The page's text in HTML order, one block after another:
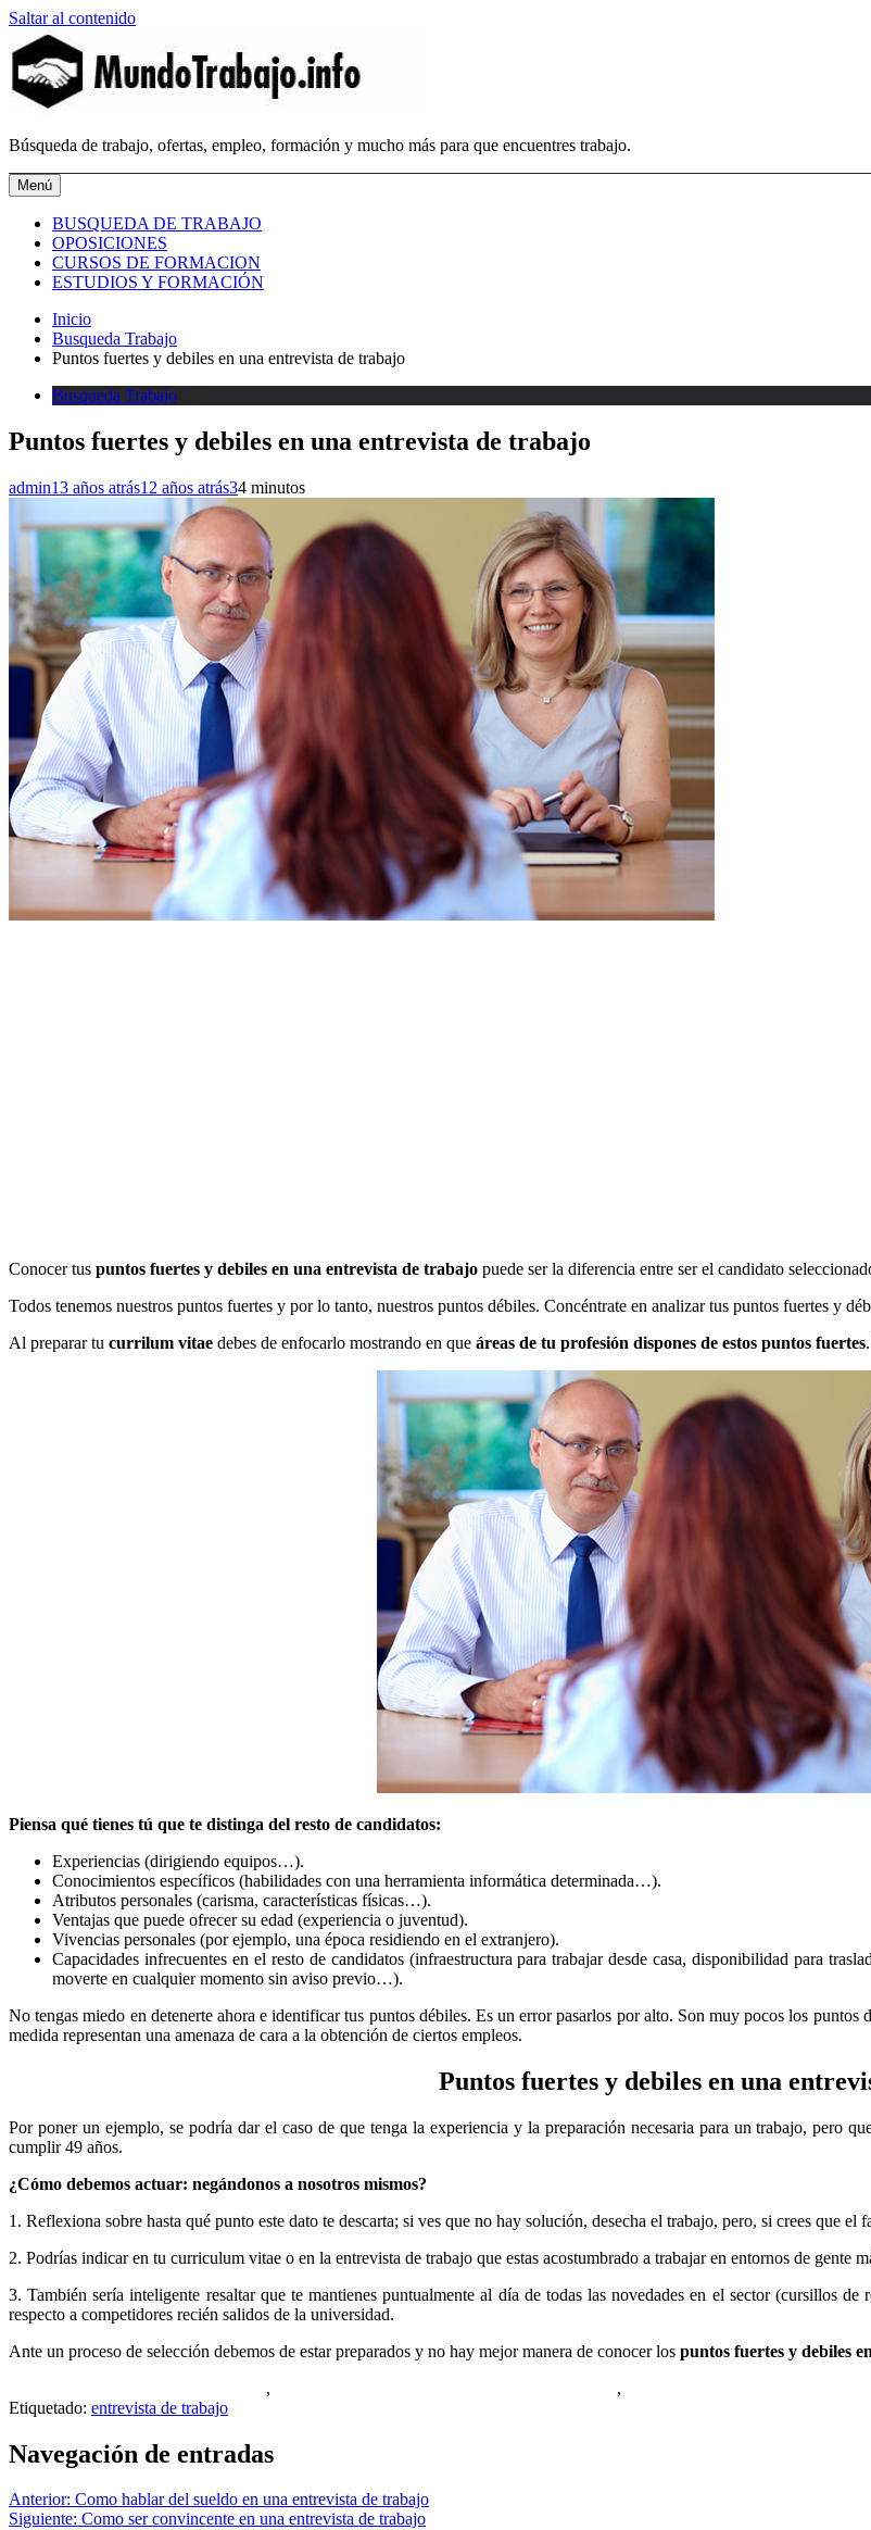
Saltar al contenido
MundoTrabajo.info
Búsqueda de trabajo, ofertas, empleo, formación y mucho más para que encuentres trabajo.
Menú
BUSQUEDA DE TRABAJO
OPOSICIONES
CURSOS DE FORMACION
ESTUDIOS Y FORMACIÓN
Inicio
Busqueda Trabajo
Puntos fuertes y debiles en una entrevista de trabajo
Busqueda Trabajo
Puntos fuertes y debiles en una entrevista de trabajo
admin13 años atrás12 años atrás34 minutos
Conocer tus puntos fuertes y debiles en una entrevista de trabajo puede ser la diferencia entre ser el candidato
Todos tenemos nuestros puntos fuertes y por lo tanto, nuestros puntos débiles. Concéntrate en analizar tus puntos fuertes y
Al preparar tu currilum vitae debes de enfocarlo mostrando en que áreas de tu profesión dispones de estos puntos fuertes
Piensa qué tienes tú que te distinga del resto de candidatos:
Experiencias (dirigiendo equipos…).
Conocimientos específicos (habilidades con una herramienta informática determinada…).
Atributos personales (carisma, características físicas…).
Ventajas que puede ofrecer su edad (experiencia o juventud).
Vivencias personales (por ejemplo, una época residiendo en el extranjero).
Capacidades infrecuentes en el resto de candidatos (infraestructura para trabajar desde casa, disponibilidad para
moverte en cualquier momento sin aviso previo…).
No tengas miedo en detenerte ahora e identificar tus puntos débiles. Es un error pasarlos por alto. Son muy pocos los
medida representan una amenaza de cara a la obtención de ciertos empleos.
Puntos fuertes y debiles en una
Por poner un ejemplo, se podría dar el caso de que tenga la experiencia y la preparación necesaria para un trabajo, pero
cumplir 49 años.
¿Cómo debemos actuar: negándonos a nosotros mismos?
1. Reflexiona sobre hasta qué punto este dato te descarta; si ves que no hay solución, desecha el trabajo, pero, si crees que
2. Podrías indicar en tu curriculum vitae o en la entrevista de trabajo que estas acostumbrado a trabajar en entornos de gente
3. También sería inteligente resaltar que te mantienes puntualmente al día de todas las novedades en el sector (cursillos
respecto a competidores recién salidos de la universidad.
Ante un proceso de selección debemos de estar preparados y no hay mejor manera de conocer los puntos fuertes y debiles
, ,
Etiquetado: entrevista de trabajo
Navegación de entradas
Anterior: Como hablar del sueldo en una entrevista de trabajo
Siguiente: Como ser convincente en una entrevista de trabajo